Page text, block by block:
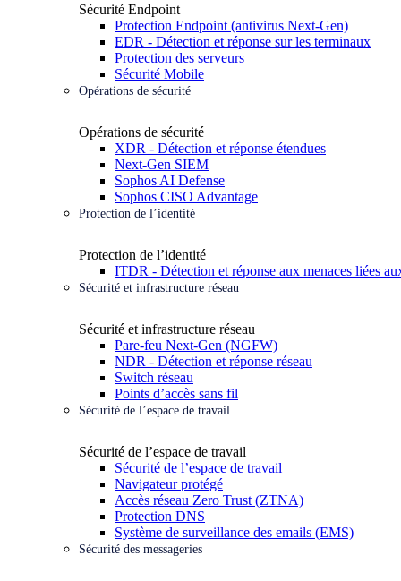
Sécurité Endpoint
Protection Endpoint (antivirus Next-Gen)
EDR - Détection et réponse sur les terminaux
Protection des serveurs
Sécurité Mobile
Opérations de sécurité
Opérations de sécurité
XDR - Détection et réponse étendues
Next-Gen SIEM
Sophos AI Defense
Sophos CISO Advantage
Protection de l’identité
Protection de l’identité
ITDR - Détection et réponse aux menaces liées
Sécurité et infrastructure réseau
Sécurité et infrastructure réseau
Pare-feu Next-Gen (NGFW)
NDR - Détection et réponse réseau
Switch réseau
Points d’accès sans fil
Sécurité de l’espace de travail
Sécurité de l’espace de travail
Sécurité de l’espace de travail
Navigateur protégé
Accès réseau Zero Trust (ZTNA)
Protection DNS
Système de surveillance des emails (EMS)
Sécurité des messageries